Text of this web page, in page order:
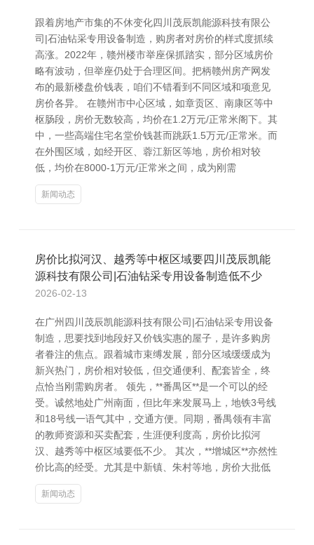
跟着房地产市集的不休变化四川茂辰凯能源科技有限公
司|石油钻采专用设备制造，购房者对房价的样式度抓续
高涨。2022年，赣州楼市举座保抓踏实，部分区域房价
略有波动，但举座仍处于合理区间。把柄赣州房产网发
布的最新楼盘价钱表，咱们不错看到不同区域和项意见
房价各异。 在赣州市中心区域，如章贡区、南康区等中
枢肠段，房价无数较高，均价在1.2万元/正常米阁下。其
中，一些高端住宅名堂价钱甚而跳跃1.5万元/正常米。而
在外围区域，如经开区、蓉江新区等地，房价相对较
低，均价在8000-1万元/正常米之间，成为刚需
新闻动态
房价比拟河汉、越秀等中枢区域要四川茂辰凯能
源科技有限公司|石油钻采专用设备制造低不少
2026-02-13
在广州四川茂辰凯能源科技有限公司|石油钻采专用设备
制造，思要找到地段好又价钱实惠的屋子，是许多购房
者眷注的焦点。跟着城市束缚发展，部分区域缓缓成为
新兴热门，房价相对较低，但交通便利、配套皆全，终
点恰当刚需购房者。 领先，**番禺区**是一个可以的经
受。诚然地处广州南面，但比年来发展马上，地铁3号线
和18号线一语气其中，交通方便。同期，番禺领有丰富
的教师资源和买卖配套，生涯便利度高，房价比拟河
汉、越秀等中枢区域要低不少。 其次，**增城区**亦然性
价比高的经受。尤其是中新镇、朱村等地，房价大批低
新闻动态